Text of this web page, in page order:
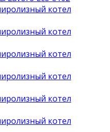
котел
котел
котел
котел
котел
котел